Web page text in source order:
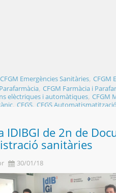
CFGM Emergències Sanitàries,CFGM
, CFGM Farmàcia i
elèctriques i automàtiques, CFGM
, CFGS, CFGS
, CFGS Laboratori Clínic i Biomèdic ,
CGFM Cures Auxiliars d'Infermeria,
,Formació Professional
IDIBGI de 2n de
sanitàries
30/01/18